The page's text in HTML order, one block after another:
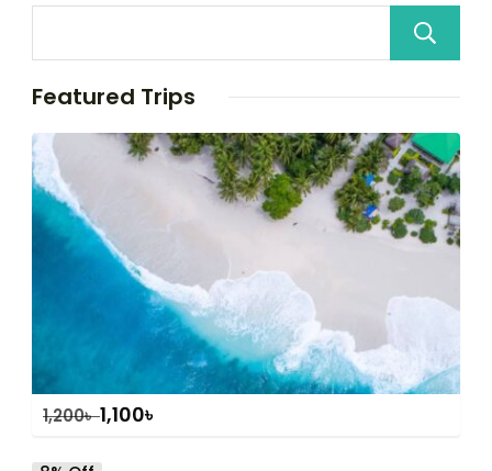
Featured Trips
1,200৳1,100৳